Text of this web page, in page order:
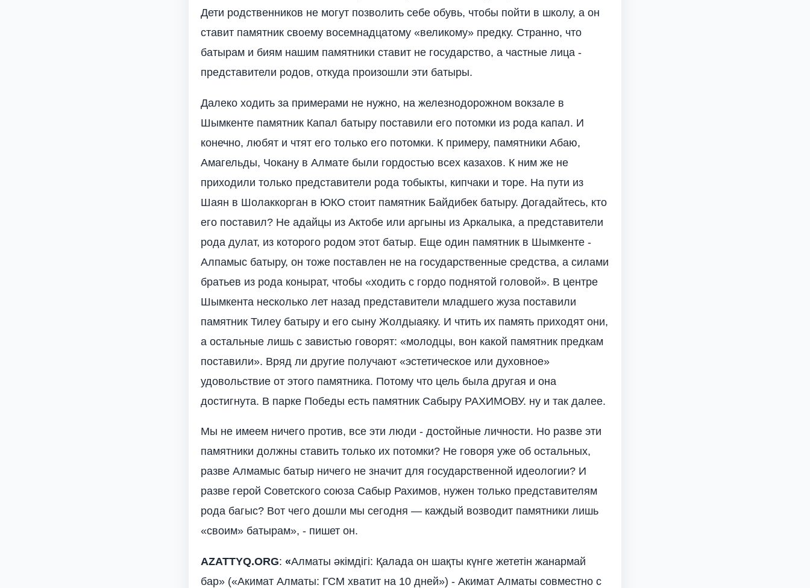
Дети родственников не могут позволить себе обувь, чтобы пойти в школу, а он
ставит памятник своему восемнадцатому «великому» предку. Странно, что
батырам и биям нашим памятники ставит не государство, а частные лица -
представители родов, откуда произошли эти батыры.
Далеко ходить за примерами не нужно, на железнодорожном вокзале в
Шымкенте памятник Капал батыру поставили его потомки из рода капал. И
конечно, любят и чтят его только его потомки. К примеру, памятники Абаю,
Амагельды, Чокану в Алмате были гордостью всех казахов. К ним же не
приходили только представители рода тобыкты, кипчаки и торе. На пути из
Шаян в Шолаккорган в ЮКО стоит памятник Байдибек батыру. Догадайтесь, кто
его поставил? Не адайцы из Актобе или аргыны из Аркалыка, а представители
рода дулат, из которого родом этот батыр. Еще один памятник в Шымкенте -
Алпамыс батыру, он тоже поставлен не на государственные средства, а силами
братьев из рода конырат, чтобы «ходить с гордо поднятой головой». В центре
Шымкента несколько лет назад представители младшего жуза поставили
памятник Тилеу батыру и его сыну Жолдыаяку. И чтить их память приходят они,
а остальные лишь с завистью говорят: «молодцы, вон какой памятник предкам
поставили». Вряд ли другие получают «эстетическое или духовное»
удовольствие от этого памятника. Потому что цель была другая и она
достигнута. В парке Победы есть памятник Сабыру РАХИМОВУ. ну и так далее.
Мы не имеем ничего против, все эти люди - достойные личности. Но разве эти
памятники должны ставить только их потомки? Не говоря уже об остальных,
разве Алмамыс батыр ничего не значит для государственной идеологии? И
разве герой Советского союза Сабыр Рахимов, нужен только представителям
рода багыс? Вот чего дошли мы сегодня — каждый возводит памятники лишь
«своим» батырам», - пишет он.
AZATTYQ.ORG: «Алматы әкімдігі: Қалада он шақты күнге жететін жанармай
бар» («Акимат Алматы: ГСМ хватит на 10 дней») - Акимат Алматы совместно с